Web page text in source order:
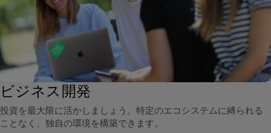
ビジネス開発
投資を最大限に活かしましょう。特定のエコシステムに縛られる
ことなく、独自の環境を構築できます。